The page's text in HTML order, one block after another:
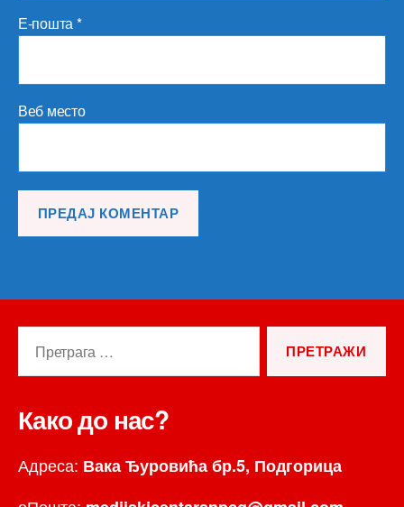
Е-пошта*
Веб место
Како до нас?
Адреса: Вака Ђуровића бр.5, Подгорица